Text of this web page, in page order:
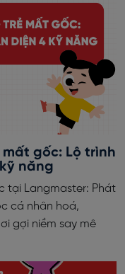
gốc: Lộ trình
năng
tại Langmaster: Phát
cá nhân hoá,
gợi niềm say mê